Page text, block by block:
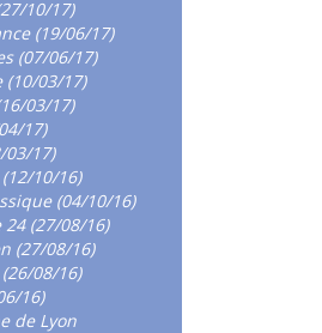
10/17)
(19/06/17)
(07/06/17)
(10/03/17)
03/17)
17)
03/17)
10/16)
(04/10/16)
24 (27/08/16)
(27/08/16)
08/16)
16)
de Lyon